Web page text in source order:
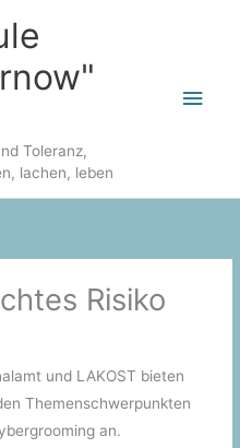
Toleranz,
lachen, leben
Risiko
und LAKOST bieten
Themenschwerpunkten
an.